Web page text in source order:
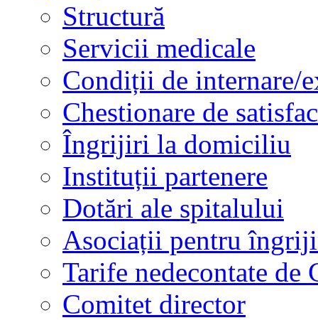
Structură
Servicii medicale
Condiții de internare/
Chestionare de
Îngrijiri la domiciliu
Instituții partenere
Dotări ale spitalului
Asociații pentru
Tarife nedecontate de
Comitet director